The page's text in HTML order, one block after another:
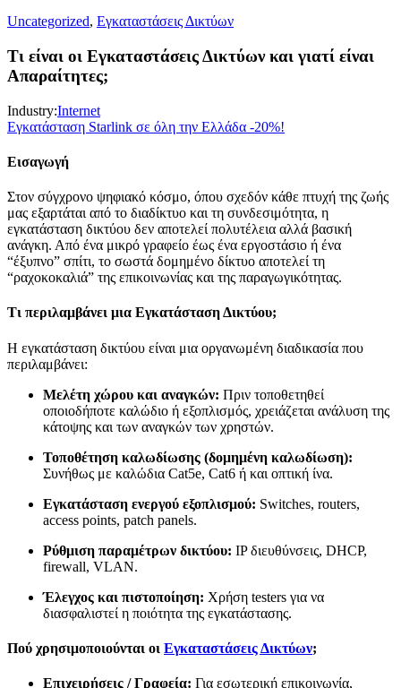
Uncategorized, Εγκαταστάσεις Δικτύων
Τι είναι οι Εγκαταστάσεις Δικτύων και γιατί είναι
Απαραίτητες;
Industry:Internet
Εγκατάσταση Starlink σε όλη την Ελλάδα -20%!
Εισαγωγή
Στον σύγχρονο ψηφιακό κόσμο, όπου σχεδόν κάθε πτυχή της ζωής
μας εξαρτάται από το διαδίκτυο και τη συνδεσιμότητα, η
εγκατάσταση δικτύου δεν αποτελεί πολυτέλεια αλλά βασική
ανάγκη. Από ένα μικρό γραφείο έως ένα εργοστάσιο ή ένα
“έξυπνο” σπίτι, το σωστά δομημένο δίκτυο αποτελεί τη
“ραχοκοκαλιά” της επικοινωνίας και της παραγωγικότητας.
Τι περιλαμβάνει μια Εγκατάσταση Δικτύου;
Η εγκατάσταση δικτύου είναι μια οργανωμένη διαδικασία που
περιλαμβάνει:
Μελέτη χώρου και αναγκών: Πριν τοποθετηθεί
οποιοδήποτε καλώδιο ή εξοπλισμός, χρειάζεται ανάλυση της
κάτοψης και των αναγκών των χρηστών.
Τοποθέτηση καλωδίωσης (δομημένη καλωδίωση):
Συνήθως με καλώδια Cat5e, Cat6 ή και οπτική ίνα.
Εγκατάσταση ενεργού εξοπλισμού: Switches, routers,
access points, patch panels.
Ρύθμιση παραμέτρων δικτύου: IP διευθύνσεις, DHCP,
firewall, VLAN.
Έλεγχος και πιστοποίηση: Χρήση testers για να
διασφαλιστεί η ποιότητα της εγκατάστασης.
Πού χρησιμοποιούνται οι Εγκαταστάσεις Δικτύων;
Επιχειρήσεις / Γραφεία: Για εσωτερική επικοινωνία,